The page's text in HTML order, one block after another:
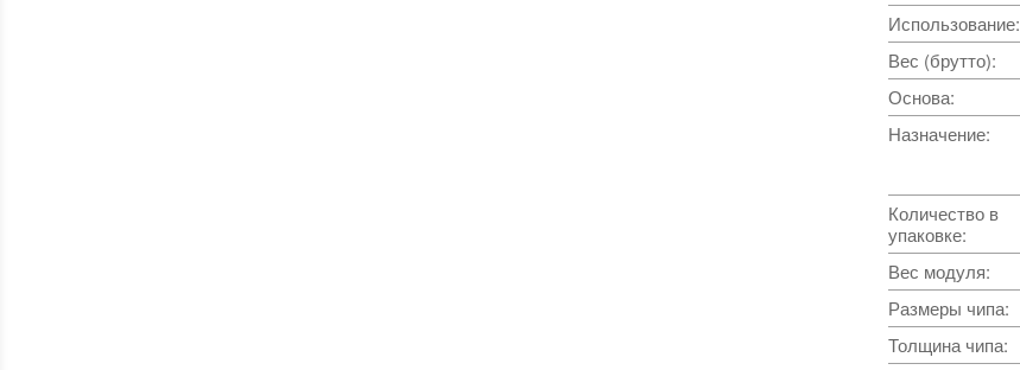
Использование:
Вес (брутто):
Основа:
Назначение:
Количество в
упаковке:
Вес модуля:
Размеры чипа:
Толщина чипа: